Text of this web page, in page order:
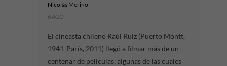
Nicolás Merino
6 AGO
El cineasta chileno Raúl Ruiz (Puerto Montt,
1941-París, 2011) llegó a filmar más de un
centenar de películas, algunas de las cuales